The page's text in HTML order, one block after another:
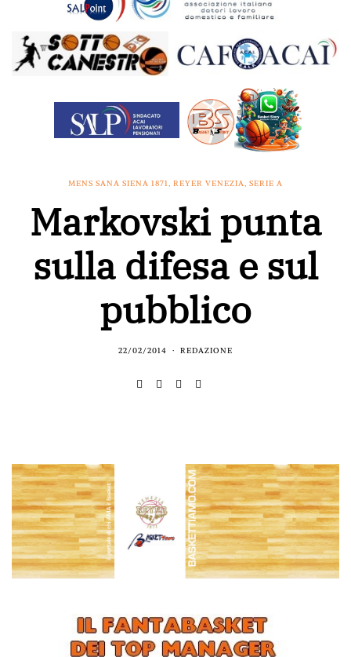
MENS SANA SIENA 1871, REYER VENEZIA, SERIE A
Markovski punta
sulla difesa e sul
pubblico
22/02/2014 REDAZIONE